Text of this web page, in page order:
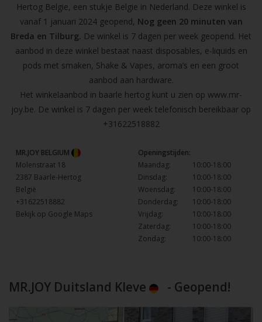
Hertog Belgie, een stukje Belgie in Nederland. Deze winkel is
vanaf 1 januari 2024 geopend, Nog geen 20 minuten van
Breda en Tilburg. De winkel is 7 dagen per week geopend. Het
aanbod in deze winkel bestaat naast disposables, e-liquids en
pods met smaken, Shake & Vapes, aroma’s en een groot
aanbod aan hardware.
Het winkelaanbod in baarle hertog kunt u zien op www.mr-
joy.be. De winkel is 7 dagen per week telefonisch bereikbaar op
+31622518882
MR.JOY BELGIUM
Molenstraat 18
2387 Baarle-Hertog
België
+31622518882
Bekijk op Google Maps
Openingstijden:
Maandag:
10:00-18:00
Dinsdag:
10:00-18:00
Woensdag:
10:00-18:00
Donderdag:
10:00-18:00
Vrijdag:
10:00-18:00
Zaterdag:
10:00-18:00
Zondag:
10:00-18:00
MR.JOY Duitsland Kleve - Geopend!